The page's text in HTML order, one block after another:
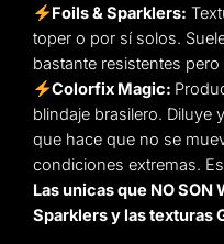
Foils & Sparklers:
toper o por sí solos.
bastante resistentes
Colorfix Magic:
blindaje brasilero. Diluye
que hace que no se
condiciones extremas.
Las unicas que NO SON
Sparklers y las texturas